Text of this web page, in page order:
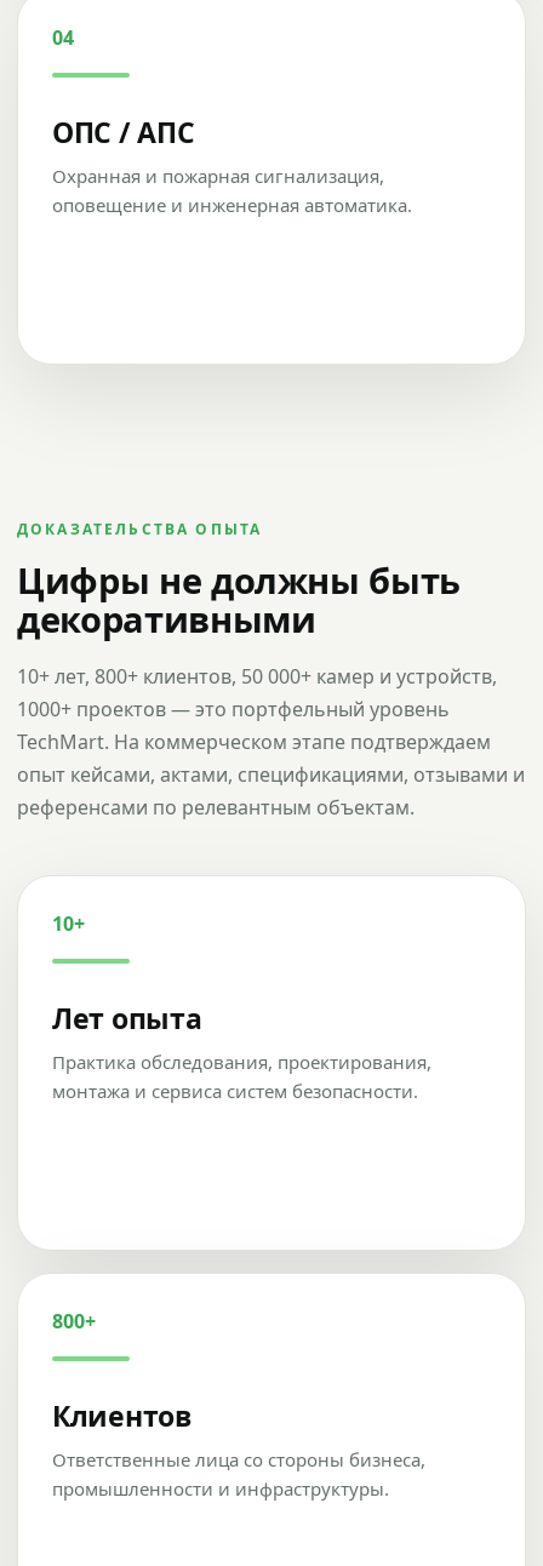
04
ОПС / АПС
Охранная и пожарная сигнализация,
оповещение и инженерная автоматика.
ДОКАЗАТЕЛЬСТВА ОПЫТА
Цифры не должны быть
декоративными
10+ лет, 800+ клиентов, 50 000+ камер и устройств,
1000+ проектов — это портфельный уровень
TechMart. На коммерческом этапе подтверждаем
опыт кейсами, актами, спецификациями, отзывами и
референсами по релевантным объектам.
10+
Лет опыта
Практика обследования, проектирования,
монтажа и сервиса систем безопасности.
800+
Клиентов
Ответственные лица со стороны бизнеса,
промышленности и инфраструктуры.